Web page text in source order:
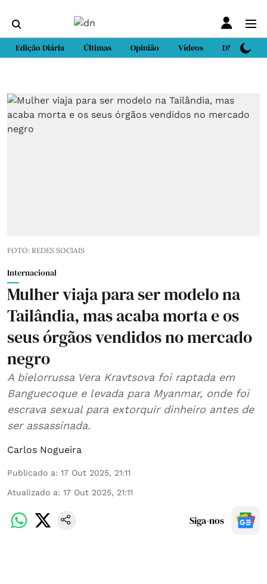
Edição Diária Últimas Opinião Vídeos DN Sport
FOTO: REDES SOCIAIS
Internacional
Mulher viaja para ser modelo na
Tailândia, mas acaba morta e os
seus órgãos vendidos no mercado
negro
A bielorrussa Vera Kravtsova foi raptada em
Banguecoque e levada para Myanmar, onde foi
escrava sexual para extorquir dinheiro antes de
ser assassinada.
Carlos Nogueira
Publicado a: 17 Out 2025, 21:11
Atualizado a: 17 Out 2025, 21:11
Siga-nos